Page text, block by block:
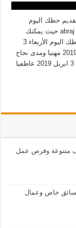
2019 كما عودناكم بتقديم حظك اليوم
الأربعاء 3 ابريل 2019 ابراج اليوم abraj alyawm 3-4-2019 حيث يمكنك
معرفة مدى توافقك شريك حياتك وحياتك المهنية وحظك اليوم الأربعاء 3
نيسان2019 لمعرفة توقعات ابراج اليوم الأربعاء 3-4-2019 مهنيا ومدى نجاح
عملك اليوم الأربعاء بالاضافة الى توقعات ابراج اليوم 3 ابريل 2019 عاطفيا
2024 وظائف متنوعة وفرص عمل
2024 بحاجه لسائق خاص وعمال